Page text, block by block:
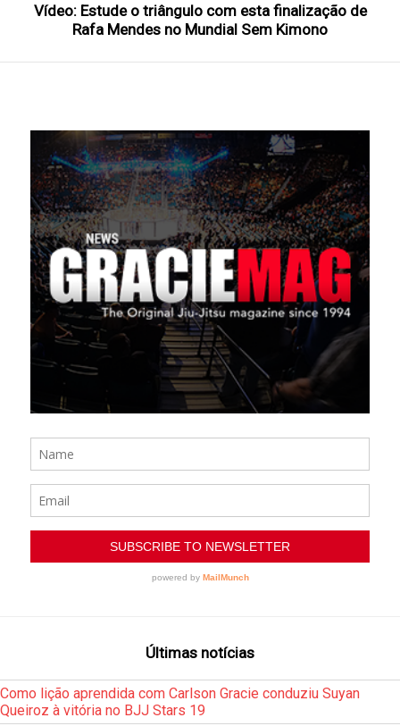
Vídeo: Estude o triângulo com esta finalização de
Rafa Mendes no Mundial Sem Kimono
Últimas notícias
Como lição aprendida com Carlson Gracie conduziu Suyan
Queiroz à vitória no BJJ Stars 19